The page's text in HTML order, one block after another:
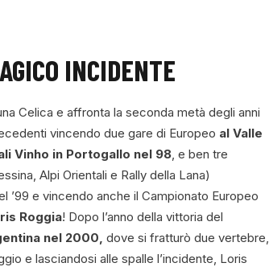
INCIDENTE
Celica e affronta la seconda metà degli anni
vincendo due gare di Europeo al Valle
Vinho in Portogallo nel 98, e ben tre
Alpi Orientali e Rally della Lana)
’99 e vincendo anche il Campionato Europeo
Roggia! Dopo l’anno della vittoria del
nel 2000, dove si fratturò due vertebre,
e lasciandosi alle spalle l’incidente, Loris